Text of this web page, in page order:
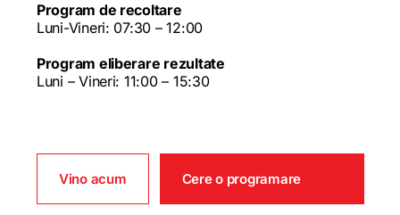
Program de recoltare
Luni-Vineri: 07:30 – 12:00
Program eliberare rezultate
Luni – Vineri: 11:00 – 15:30
Vino acum Cere o programare